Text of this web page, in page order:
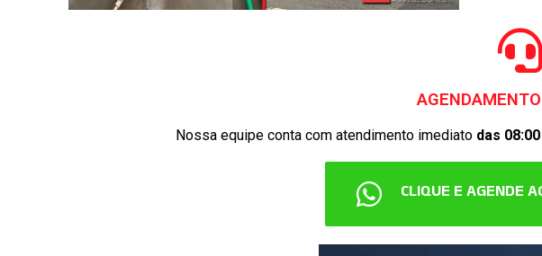
Nossa equipe conta com atendimento imediato das
CLIQUE E AGENDE